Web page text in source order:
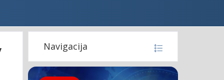
Navigacija